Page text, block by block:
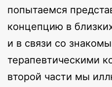
попытаемся
концепцию в
и в связи со
терапевтическими
второй части мы